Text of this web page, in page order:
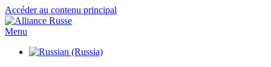
Accéder au contenu principal
Menu